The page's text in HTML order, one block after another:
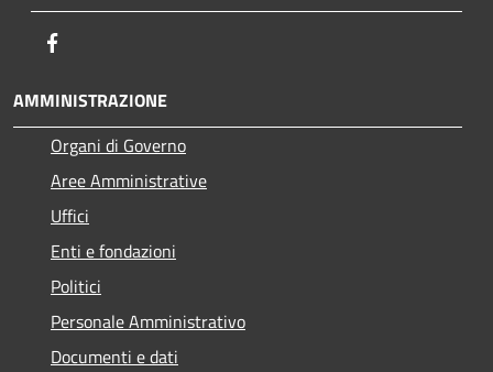
AMMINISTRAZIONE
Organi di Governo
Aree Amministrative
Uffici
Enti e fondazioni
Politici
Personale Amministrativo
Documenti e dati